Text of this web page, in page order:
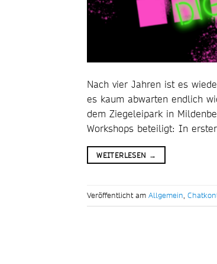
Nach vier Jahren ist es
es kaum abwarten endlich
dem Ziegeleipark in
Workshops beteiligt: In
WEITERLESEN →
Veröffentlicht am Allgemein,